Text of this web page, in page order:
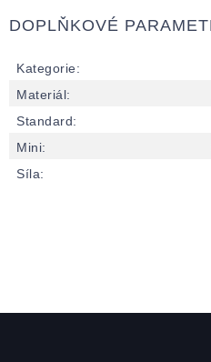
DOPLŇKOVÉ
Kategorie:
Materiál:
Standard:
Mini:
Síla: